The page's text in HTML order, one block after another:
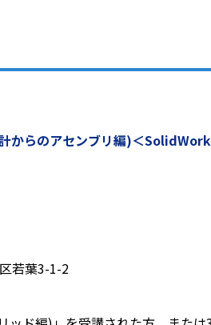
からのアセンブリ編)＜
若葉3-1-2